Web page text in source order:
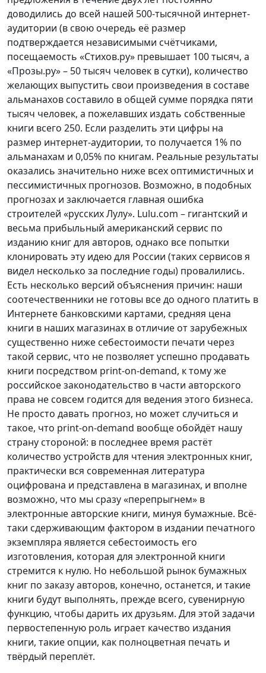
доводились до всей нашей 500-тысячной интернет-
аудитории (в свою очередь её размер
подтверждается независимыми счётчиками,
посещаемость «Стихов.ру» превышает 100 тысяч, а
«Прозы.ру» – 50 тысяч человек в сутки), количество
желающих выпустить свои произведения в составе
альманахов составило в общей сумме порядка пяти
тысяч человек, а пожелавших издать собственные
книги всего 250. Если разделить эти цифры на
размер интернет-аудитории, то получается 1% по
альманахам и 0,05% по книгам. Реальные результаты
оказались значительно ниже всех оптимистичных и
пессимистичных прогнозов. Возможно, в подобных
прогнозах и заключается главная ошибка
строителей «русских Лулу». Lulu.com – гигантский и
весьма прибыльный американский сервис по
изданию книг для авторов, однако все попытки
клонировать эту идею для России (таких сервисов я
видел несколько за последние годы) провалились.
Есть несколько версий объяснения причин: наши
соотечественники не готовы все до одного платить в
Интернете банковскими картами, средняя цена
книги в наших магазинах в отличие от зарубежных
существенно ниже себестоимости печати через
такой сервис, что не позволяет успешно продавать
книги посредством print-on-demand, к тому же
российское законодательство в части авторского
права не совсем годится для ведения этого бизнеса.
Не просто давать прогноз, но может случиться и
такое, что print-on-demand вообще обойдёт нашу
страну стороной: в последнее время растёт
количество устройств для чтения электронных книг,
практически вся современная литература
оцифрована и представлена в магазинах, и вполне
возможно, что мы сразу «перепрыгнем» в
электронные авторские книги, минуя бумажные. Всё-
таки сдерживающим фактором в издании печатного
экземпляра является себестоимость его
изготовления, которая для электронной книги
стремится к нулю. Но небольшой рынок бумажных
книг по заказу авторов, конечно, останется, и такие
книги будут выполнять, прежде всего, сувенирную
функцию, чтобы дарить их друзьям. Для этой задачи
первостепенную роль играет качество издания
книги, такие опции, как полноцветная печать и
твёрдый переплёт.